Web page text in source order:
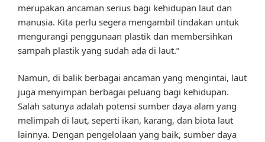
merupakan ancaman serius bagi kehidupan laut dan
manusia. Kita perlu segera mengambil tindakan untuk
mengurangi penggunaan plastik dan membersihkan
sampah plastik yang sudah ada di laut.”
Namun, di balik berbagai ancaman yang mengintai, laut
juga menyimpan berbagai peluang bagi kehidupan.
Salah satunya adalah potensi sumber daya alam yang
melimpah di laut, seperti ikan, karang, dan biota laut
lainnya. Dengan pengelolaan yang baik, sumber daya